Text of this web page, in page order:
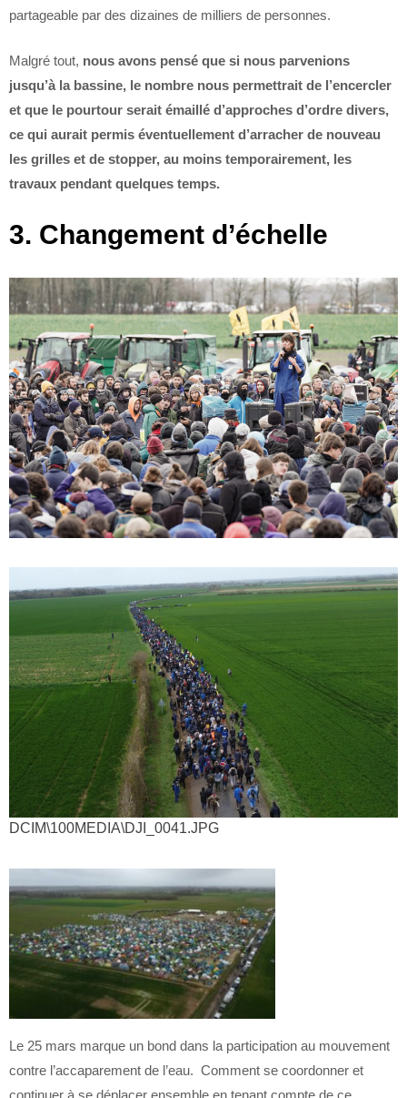
partageable par des dizaines de milliers de personnes.
Malgré tout, nous avons pensé que si nous parvenions
jusqu’à la bassine, le nombre nous permettrait de l’encercler
et que le pourtour serait émaillé d’approches d’ordre divers,
ce qui aurait permis éventuellement d’arracher de nouveau
les grilles et de stopper, au moins temporairement, les
travaux pendant quelques temps.
3. Changement d’échelle
DCIM\100MEDIA\DJI_0041.JPG
Le 25 mars marque un bond dans la participation au mouvement
contre l’accaparement de l’eau. Comment se coordonner et
continuer à se déplacer ensemble en tenant compte de ce